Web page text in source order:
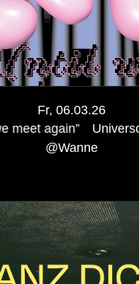
Fr, 06.03.26
Universo Diverso* -
@Wanne